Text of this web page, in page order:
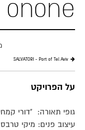
onone
SALVATORI - Port of Tel Aviv
על הפרויקט
גופי תאורה: "דורי
עיצוב פנים: מיקי טרבס